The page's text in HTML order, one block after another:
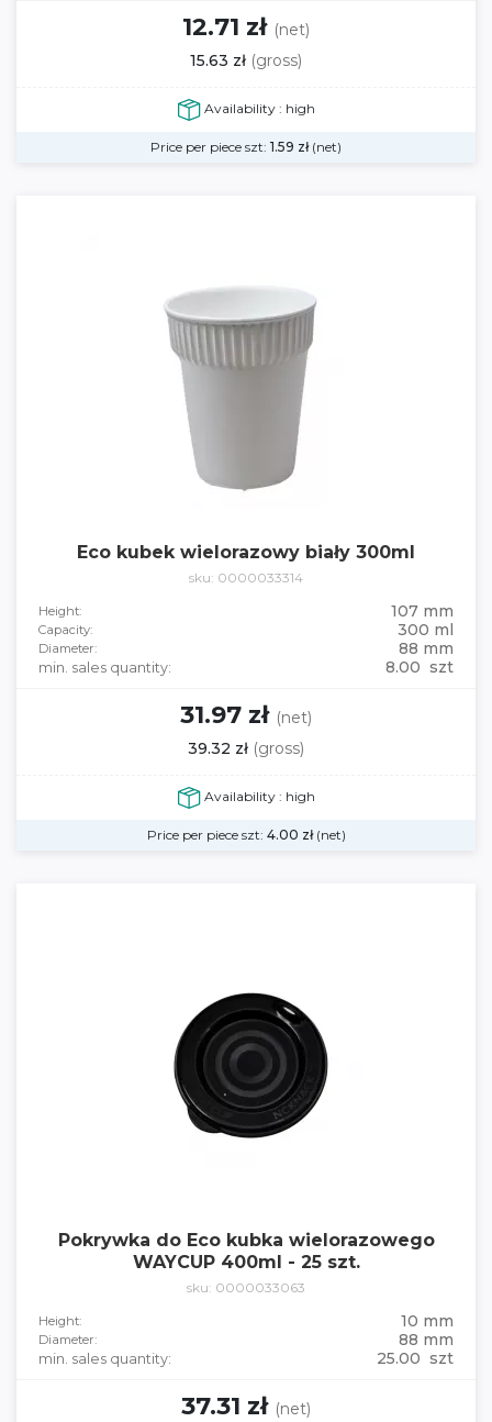
12.71 zł (net)
15.63 zł (gross)
Availability : high
Price per piece szt: 1.59 zł(net)
Eco kubek wielorazowy biały 300ml
sku: 0000033314
Height: 107 mm
Capacity: 300 ml
Diameter: 88 mm
min. sales quantity: 8.00 szt
31.97 zł (net)
39.32 zł (gross)
Availability : high
Price per piece szt: 4.00 zł(net)
Pokrywka do Eco kubka wielorazowego
WAYCUP 400ml - 25 szt.
sku: 0000033063
Height: 10 mm
Diameter: 88 mm
min. sales quantity: 25.00 szt
37.31 zł (net)